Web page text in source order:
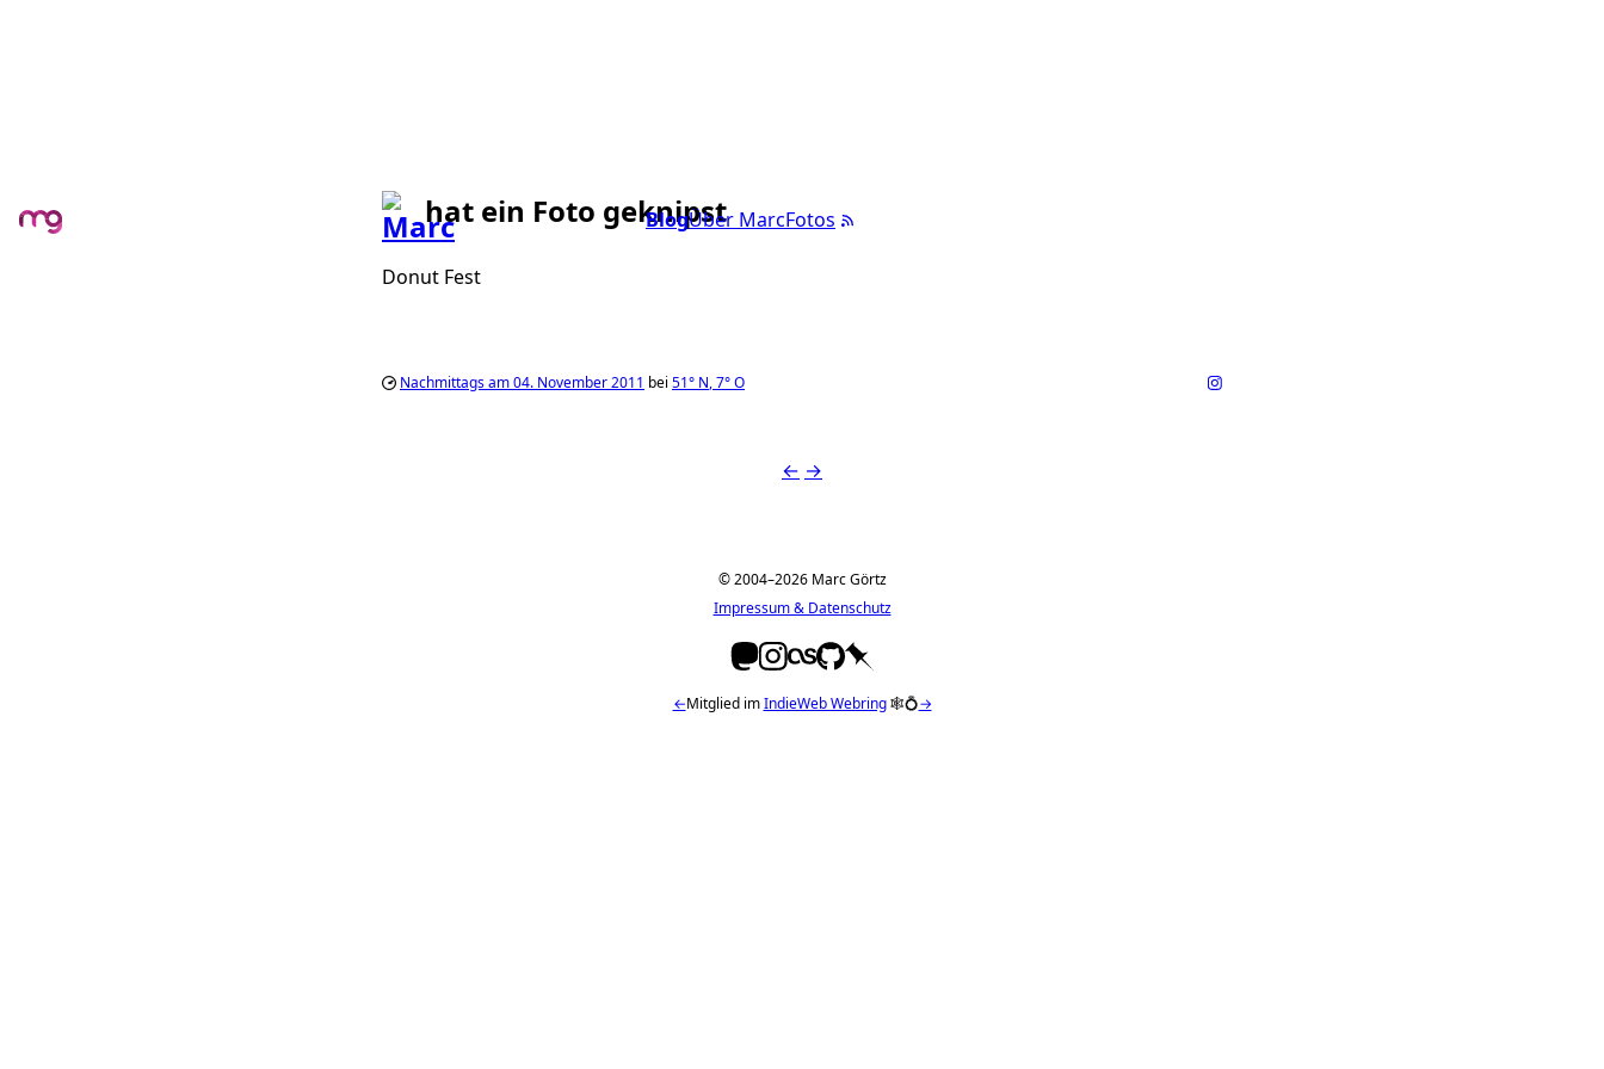
BlogÜber MarcFotos
hat ein Foto geknipst
Donut Fest
Nachmittags am 04. November 2011 bei 51° N,7°O
← →
© 2004–2026 Marc Görtz
Impressum & Datenschutz
←Mitglied imIndieWeb Webring🕸💍→